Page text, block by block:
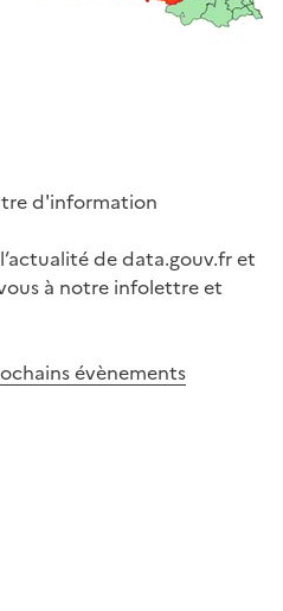
d'information
de data.gouv.fr et
à notre infolettre et
évènements